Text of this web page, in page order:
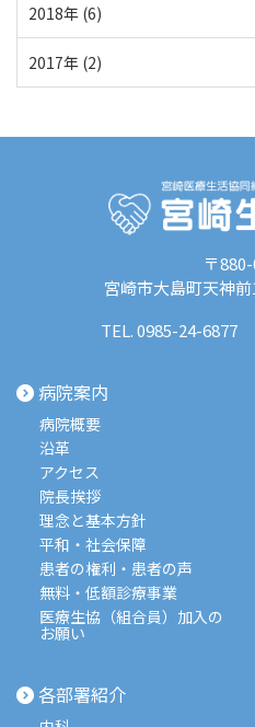
2018年 (6)
2017年 (2)
〒
宮崎市大島町天神
TEL.0985-24-6877
病院案内
病院概要
沿革
アクセス
院長挨拶
理念と基本方針
平和・社会保障
患者の権利・患者の声
無料・低額診療事業
医療生協（組合員）加入の
お願い
各部署紹介